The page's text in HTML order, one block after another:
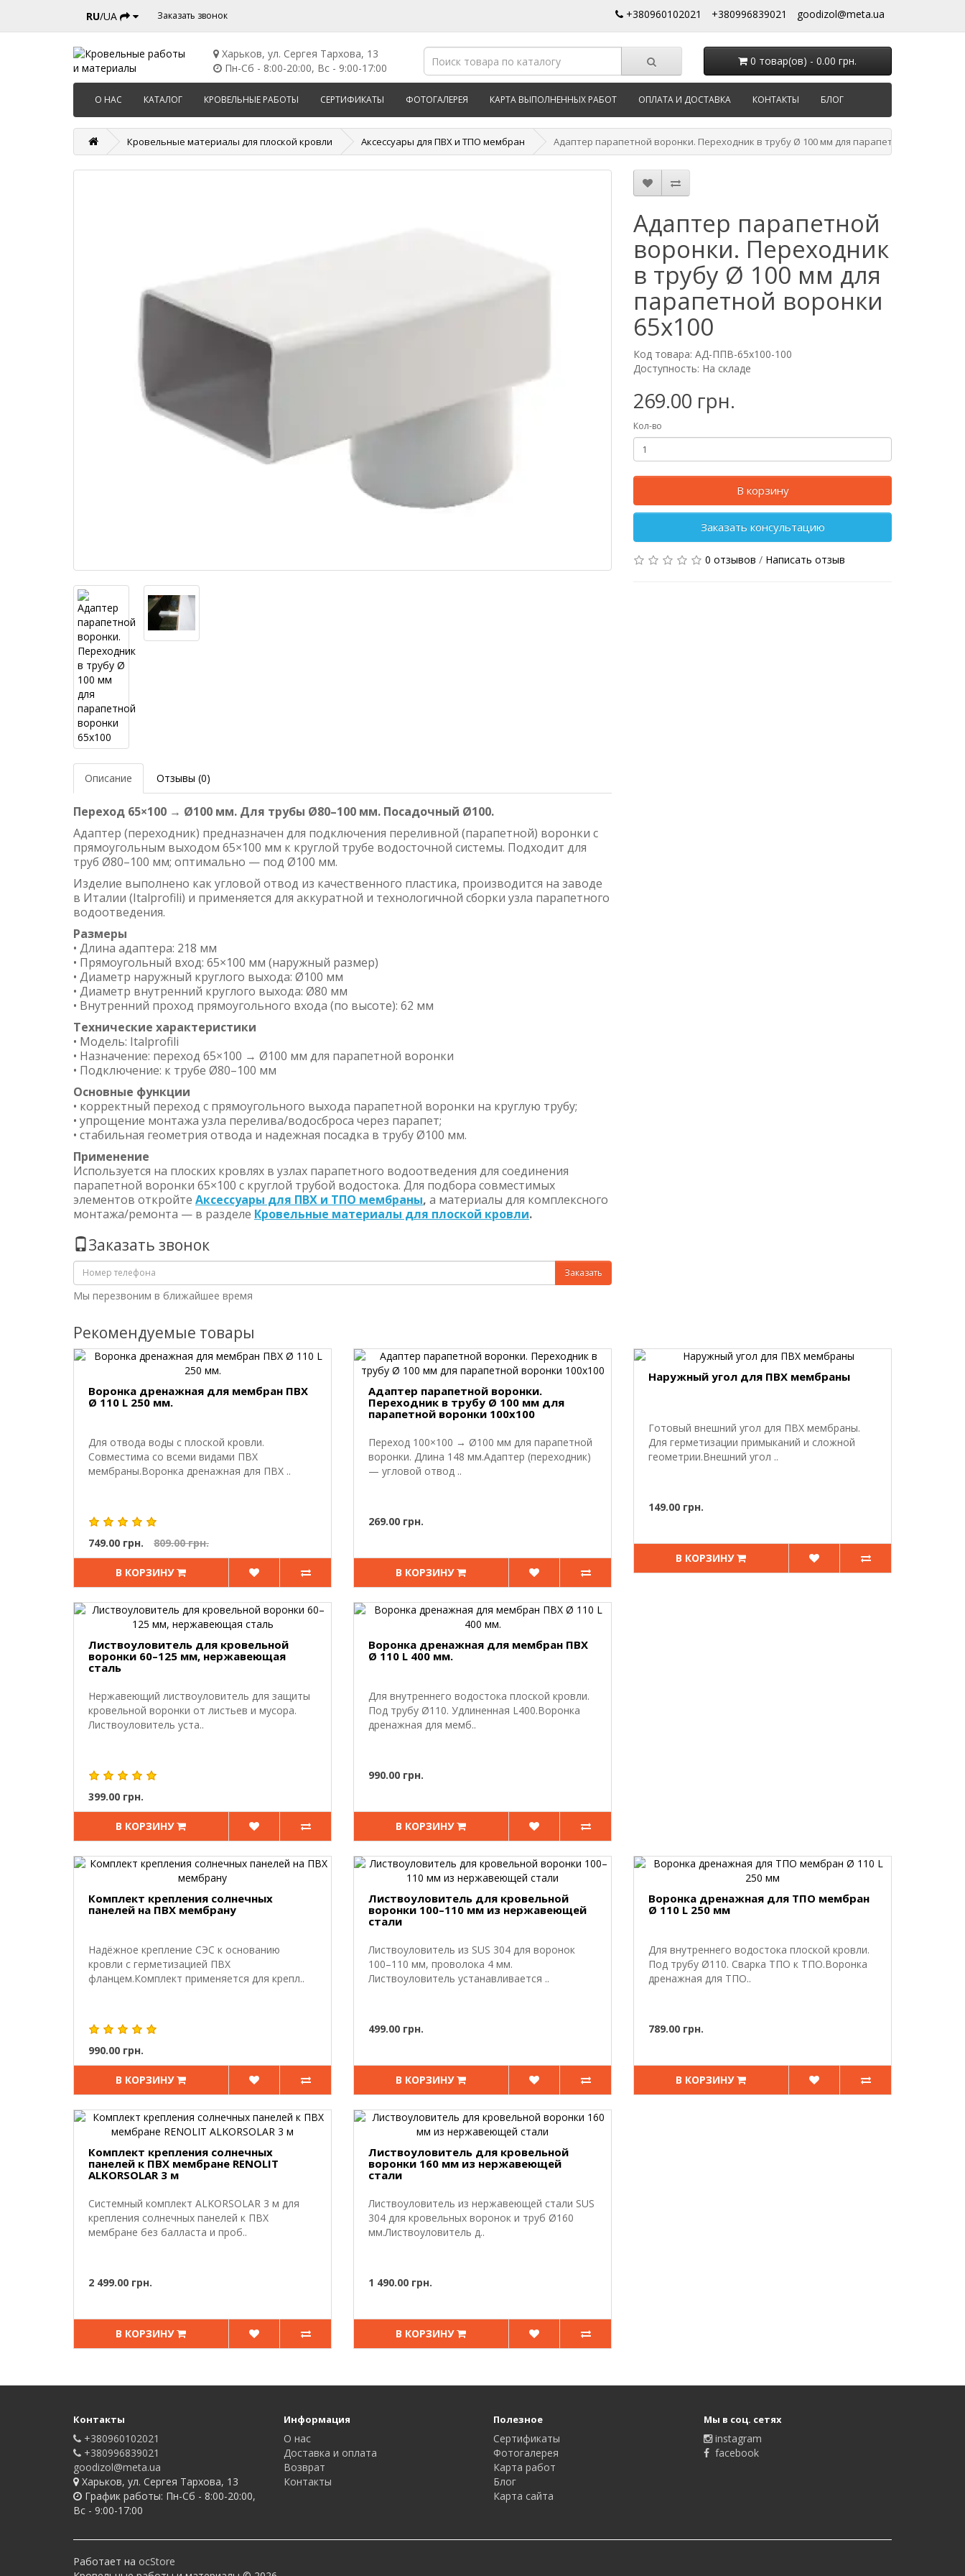
RU/UA Заказать звонок +380960102021 +380996839021 goodizol@meta.ua
Харьков, ул. Сергея Тархова, 13
Пн-Сб - 8:00-20:00, Вс - 9:00-17:00
0 товар(ов) - 0.00 грн.
О НАС КАТАЛОГ КРОВЕЛЬНЫЕ РАБОТЫ СЕРТИФИКАТЫ ФОТОГАЛЕРЕЯ КАРТА ВЫПОЛНЕННЫХ РАБОТ ОПЛАТА И ДОСТАВКА КОНТАКТЫ БЛОГ
Кровельные материалы для плоской кровли Аксессуары для ПВХ и ТПО мембран Адаптер парапетной воронки. Переходник в трубу Ø 100 мм для парапетной воронки
Адаптер парапетной
воронки. Переходник
в трубу Ø 100 мм для
парапетной воронки
65х100
Код товара: АД-ППВ-65x100-100
Доступность: На складе
269.00 грн.
Кол-во
В корзину
Заказать консультацию
0 отзывов / Написать отзыв
Описание Отзывы (0)
Переход 65×100 → Ø100 мм. Для трубы Ø80–100 мм. Посадочный Ø100.
Адаптер (переходник) предназначен для подключения переливной (парапетной) воронки с
прямоугольным выходом 65×100 мм к круглой трубе водосточной системы. Подходит для
труб Ø80–100 мм; оптимально — под Ø100 мм.
Изделие выполнено как угловой отвод из качественного пластика, производится на заводе
в Италии (Italprofili) и применяется для аккуратной и технологичной сборки узла парапетного
водоотведения.
Размеры
• Длина адаптера: 218 мм
• Прямоугольный вход: 65×100 мм (наружный размер)
• Диаметр наружный круглого выхода: Ø100 мм
• Диаметр внутренний круглого выхода: Ø80 мм
• Внутренний проход прямоугольного входа (по высоте): 62 мм
Технические характеристики
• Модель: Italprofili
• Назначение: переход 65×100 → Ø100 мм для парапетной воронки
• Подключение: к трубе Ø80–100 мм
Основные функции
• корректный переход с прямоугольного выхода парапетной воронки на круглую трубу;
• упрощение монтажа узла перелива/водосброса через парапет;
• стабильная геометрия отвода и надежная посадка в трубу Ø100 мм.
Применение
Используется на плоских кровлях в узлах парапетного водоотведения для соединения
парапетной воронки 65×100 с круглой трубой водостока. Для подбора совместимых
элементов откройте Аксессуары для ПВХ и ТПО мембраны, а материалы для комплексного
монтажа/ремонта — в разделе Кровельные материалы для плоской кровли.
Заказать звонок
Заказать
Мы перезвоним в ближайшее время
Рекомендуемые товары
Воронка дренажная для мембран ПВХ
Ø 110 L 250 мм.
Для отвода воды с плоской кровли.
Совместима со всеми видами ПВХ
мембраны.Воронка дренажная для ПВХ ..
749.00 грн. 809.00 грн.
В КОРЗИНУ
Адаптер парапетной воронки.
Переходник в трубу Ø 100 мм для
парапетной воронки 100х100
Переход 100×100 → Ø100 мм для парапетной
воронки. Длина 148 мм.Адаптер (переходник)
— угловой отвод ..
269.00 грн.
В КОРЗИНУ
Наружный угол для ПВХ мембраны
Готовый внешний угол для ПВХ мембраны.
Для герметизации примыканий и сложной
геометрии.Внешний угол ..
149.00 грн.
В КОРЗИНУ
Листвоуловитель для кровельной
воронки 60–125 мм, нержавеющая
сталь
Нержавеющий листвоуловитель для защиты
кровельной воронки от листьев и мусора.
Листвоуловитель уста..
399.00 грн.
В КОРЗИНУ
Воронка дренажная для мембран ПВХ
Ø 110 L 400 мм.
Для внутреннего водостока плоской кровли.
Под трубу Ø110. Удлиненная L400.Воронка
дренажная для мемб..
990.00 грн.
В КОРЗИНУ
Комплект крепления солнечных
панелей на ПВХ мембрану
Надёжное крепление СЭС к основанию
кровли с герметизацией ПВХ
фланцем.Комплект применяется для крепл..
990.00 грн.
В КОРЗИНУ
Листвоуловитель для кровельной
воронки 100–110 мм из нержавеющей
стали
Листвоуловитель из SUS 304 для воронок
100–110 мм, проволока 4 мм.
Листвоуловитель устанавливается ..
499.00 грн.
В КОРЗИНУ
Воронка дренажная для ТПО мембран
Ø 110 L 250 мм
Для внутреннего водостока плоской кровли.
Под трубу Ø110. Сварка ТПО к ТПО.Воронка
дренажная для ТПО..
789.00 грн.
В КОРЗИНУ
Комплект крепления солнечных
панелей к ПВХ мембране RENOLIT
ALKORSOLAR 3 м
Системный комплект ALKORSOLAR 3 м для
крепления солнечных панелей к ПВХ
мембране без балласта и проб..
2 499.00 грн.
В КОРЗИНУ
Листвоуловитель для кровельной
воронки 160 мм из нержавеющей
стали
Листвоуловитель из нержавеющей стали SUS
304 для кровельных воронок и труб Ø160
мм.Листвоуловитель д..
1 490.00 грн.
В КОРЗИНУ
Контакты
+380960102021
+380996839021
goodizol@meta.ua
Харьков, ул. Сергея Тархова, 13
График работы: Пн-Сб - 8:00-20:00,
Вс - 9:00-17:00
Информация
О нас
Доставка и оплата
Возврат
Контакты
Полезное
Сертификаты
Фотогалерея
Карта работ
Блог
Карта сайта
Мы в соц. сетях
instagram
facebook
Работает на ocStore